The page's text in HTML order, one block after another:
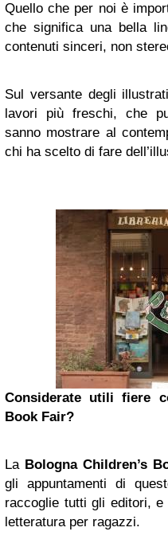
Quello che per noi è
che significa una bella
contenuti sinceri, non
Sul versante degli
lavori più freschi, che
sanno mostrare al
chi ha scelto di fare
Considerate utili fiere
Book Fair?
La Bologna Children’s
gli appuntamenti di
raccoglie tutti gli editori,
letteratura per ragazzi.